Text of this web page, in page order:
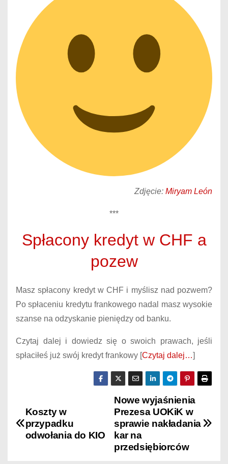
Zdjęcie: Miryam León
***
Spłacony kredyt w CHF a
pozew
Masz spłacony kredyt w CHF i myślisz nad pozwem?
Po spłaceniu kredytu frankowego nadal masz wysokie
szanse na odzyskanie pieniędzy od banku.
Czytaj dalej i dowiedz się o swoich prawach, jeśli
spłaciłeś już swój kredyt frankowy [Czytaj dalej…]
N
a
Nowe wyjaśnienia
Prezesa UOKiK w
sprawie nakładania
kar na
przedsiębiorców
Koszty w
przypadku
odwołania do KIO